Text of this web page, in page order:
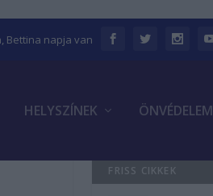
Bettina napja van
HELYSZÍNEK ÖNVÉDELEM
FRISS CIKKEK